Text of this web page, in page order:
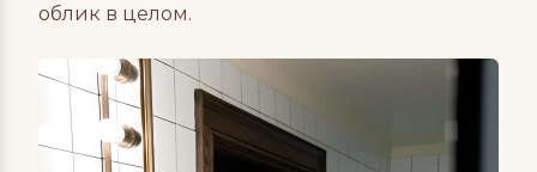
облик в целом.